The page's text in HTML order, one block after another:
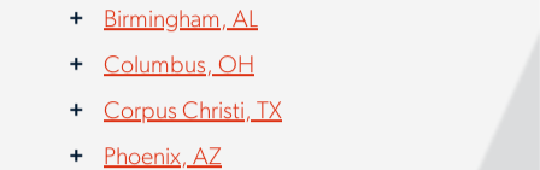
Birmingham, AL
Columbus, OH
Corpus Christi, TX
Phoenix, AZ